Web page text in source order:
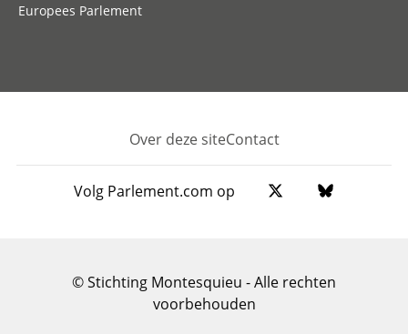
Europees Parlement
Footer
Over deze siteContact
Volg Parlement.com op
© Stichting Montesquieu - Alle rechten
voorbehouden